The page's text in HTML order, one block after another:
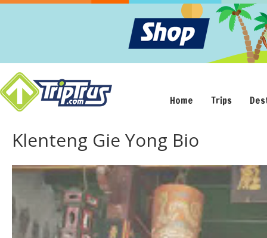
Home Trips
Klenteng Gie Yong Bio